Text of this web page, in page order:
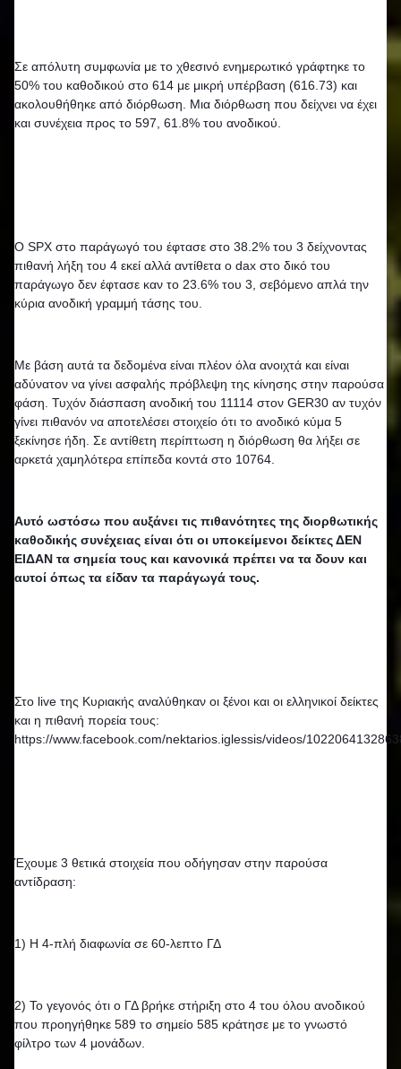
Σε απόλυτη συμφωνία με το χθεσινό ενημερωτικό γράφτηκε το
50% του καθοδικού στο 614 με μικρή υπέρβαση (616.73) και
ακολουθήθηκε από διόρθωση. Μια διόρθωση που δείχνει να έχει
και συνέχεια προς το 597, 61.8% του ανοδικού.
Ο SPX στο παράγωγό του έφτασε στο 38.2% του 3 δείχνοντας
πιθανή λήξη του 4 εκεί αλλά αντίθετα ο dax στο δικό του
παράγωγο δεν έφτασε καν το 23.6% του 3, σεβόμενο απλά την
κύρια ανοδική γραμμή τάσης του.
Με βάση αυτά τα δεδομένα είναι πλέον όλα ανοιχτά και είναι
αδύνατον να γίνει ασφαλής πρόβλεψη της κίνησης στην παρούσα
φάση. Τυχόν διάσπαση ανοδική του 11114 στον GER30 αν τυχόν
γίνει πιθανόν να αποτελέσει στοιχείο ότι το ανοδικό κύμα 5
ξεκίνησε ήδη. Σε αντίθετη περίπτωση η διόρθωση θα λήξει σε
αρκετά χαμηλότερα επίπεδα κοντά στο 10764.
Αυτό ωστόσω που αυξάνει τις πιθανότητες της διορθωτικής
καθοδικής συνέχειας είναι ότι οι υποκείμενοι δείκτες ΔΕΝ
ΕΙΔΑΝ τα σημεία τους και κανονικά πρέπει να τα δουν και
αυτοί όπως τα είδαν τα παράγωγά τους.
Στο live της Κυριακής αναλύθηκαν οι ξένοι και οι ελληνικοί δείκτες
και η πιθανή πορεία τους:
https://www.facebook.com/nektarios.iglessis/videos/
Έχουμε 3 θετικά στοιχεία που οδήγησαν στην παρούσα
αντίδραση:
1) Η 4-πλή διαφωνία σε 60-λεπτο ΓΔ
2) Το γεγονός ότι ο ΓΔ βρήκε στήριξη στο 4 του όλου ανοδικού
που προηγήθηκε 589 το σημείο 585 κράτησε με το γνωστό
φίλτρο των 4 μονάδων.